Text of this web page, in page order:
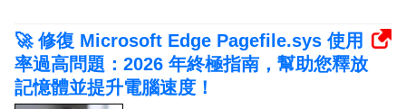
🚀 修復 Microsoft Edge Pagefile.sys 使用
率過高問題：2026 年終極指南，幫助您釋放
記憶體並提升電腦速度！